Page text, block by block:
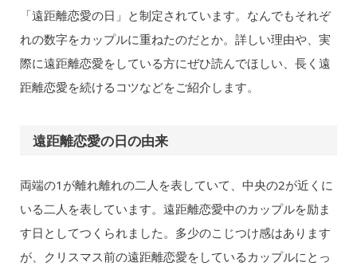
「遠距離恋愛の日」と制定されています。なんでもそれぞ
れの数字をカップルに重ねたのだとか。詳しい理由や、実
際に遠距離恋愛をしている方にぜひ読んでほしい、長く遠
距離恋愛を続けるコツなどをご紹介します。
遠距離恋愛の日の由来
両端の1が離れ離れの二人を表していて、中央の2が近くに
いる二人を表しています。遠距離恋愛中のカップルを励ま
す日としてつくられました。多少のこじつけ感はあります
が、クリスマス前の遠距離恋愛をしているカップルにとっ